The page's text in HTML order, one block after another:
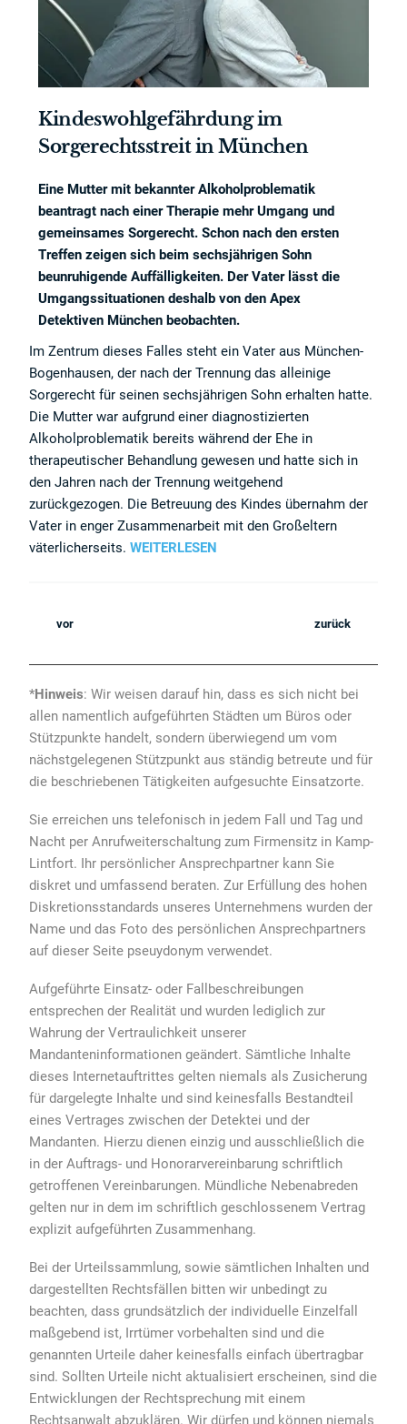
Kindeswohlgefährdung im
Sorgerechtsstreit in München
Eine Mutter mit bekannter Alkoholproblematik
beantragt nach einer Therapie mehr Umgang und
gemeinsames Sorgerecht. Schon nach den ersten
Treffen zeigen sich beim sechsjährigen Sohn
beunruhigende Auffälligkeiten. Der Vater lässt die
Umgangssituationen deshalb von den Apex
Detektiven München beobachten.
Im Zentrum dieses Falles steht ein Vater aus München-
Bogenhausen, der nach der Trennung das alleinige
Sorgerecht für seinen sechsjährigen Sohn erhalten hatte.
Die Mutter war aufgrund einer diagnostizierten
Alkoholproblematik bereits während der Ehe in
therapeutischer Behandlung gewesen und hatte sich in
den Jahren nach der Trennung weitgehend
zurückgezogen. Die Betreuung des Kindes übernahm der
Vater in enger Zusammenarbeit mit den Großeltern
väterlicherseits.WEITERLESEN
vor zurück
*Hinweis: Wir weisen darauf hin, dass es sich nicht bei
allen namentlich aufgeführten Städten um Büros oder
Stützpunkte handelt, sondern überwiegend um vom
nächstgelegenen Stützpunkt aus ständig betreute und für
die beschriebenen Tätigkeiten aufgesuchte Einsatzorte.
Sie erreichen uns telefonisch in jedem Fall und Tag und
Nacht per Anrufweiterschaltung zum Firmensitz in Kamp-
Lintfort. Ihr persönlicher Ansprechpartner kann Sie
diskret und umfassend beraten. Zur Erfüllung des hohen
Diskretionsstandards unseres Unternehmens wurden der
Name und das Foto des persönlichen Ansprechpartners
auf dieser Seite pseuydonym verwendet.
Aufgeführte Einsatz- oder Fallbeschreibungen
entsprechen der Realität und wurden lediglich zur
Wahrung der Vertraulichkeit unserer
Mandanteninformationen geändert. Sämtliche Inhalte
dieses Internetauftrittes gelten niemals als Zusicherung
für dargelegte Inhalte und sind keinesfalls Bestandteil
eines Vertrages zwischen der Detektei und der
Mandanten. Hierzu dienen einzig und ausschließlich die
in der Auftrags- und Honorarvereinbarung schriftlich
getroffenen Vereinbarungen. Mündliche Nebenabreden
gelten nur in dem im schriftlich geschlossenem Vertrag
explizit aufgeführten Zusammenhang.
Bei der Urteilssammlung, sowie sämtlichen Inhalten und
dargestellten Rechtsfällen bitten wir unbedingt zu
beachten, dass grundsätzlich der individuelle Einzelfall
maßgebend ist, Irrtümer vorbehalten sind und die
genannten Urteile daher keinesfalls einfach übertragbar
sind. Sollten Urteile nicht aktualisiert erscheinen, sind die
Entwicklungen der Rechtsprechung mit einem
Rechtsanwalt abzuklären. Wir dürfen und können niemals